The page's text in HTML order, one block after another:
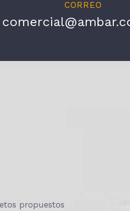
CORREO
propuestos